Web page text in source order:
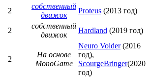
2
собственный
движок
Proteus (2013 год)
2
собственный
движок
Hardland (2019 год)
2
На основе
MonoGame
Neuro Voider(2016
год),
ScourgeBringer(2020
год)